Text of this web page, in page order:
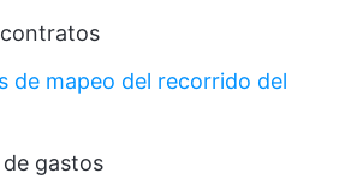
de mapeo del recorrido del
gastos